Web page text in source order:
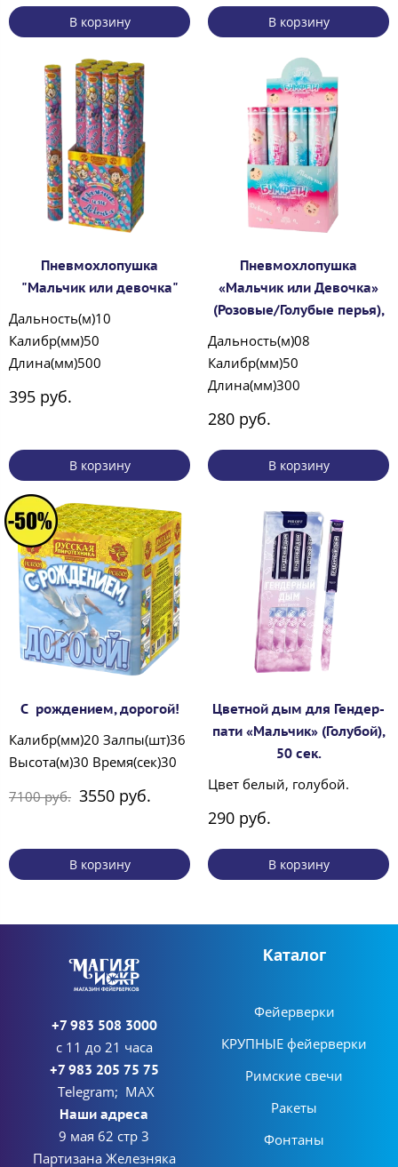
В корзину В корзину
Пневмохлопушка
"Мальчик или девочка"
Дальность(м)10
Калибр(мм)50
Длина(мм)500
395 руб.
В корзину
Пневмохлопушка
«Мальчик или Девочка»
(Розовые/Голубые перья),
Дальность(м)08
Калибр(мм)50
Длина(мм)300
280 руб.
В корзину
С рождением, дорогой!
Калибр(мм)20 Залпы(шт)36
Высота(м)30 Время(сек)30
7100 руб. 3550 руб.
В корзину
Цветной дым для Гендер-
пати «Мальчик» (Голубой),
50 сек.
Цвет белый, голубой.
290 руб.
В корзину
+7 983 508 3000
с 11 до 21 часа
+7 983 205 75 75
Telegram; MAX
Наши адреса
9 мая 62 стр 3
Партизана Железняка
Каталог
Фейерверки
КРУПНЫЕ фейерверки
Римские свечи
Ракеты
Фонтаны